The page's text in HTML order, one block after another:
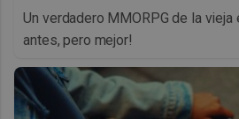
Un verdadero MMORPG de la vieja
antes, pero mejor!